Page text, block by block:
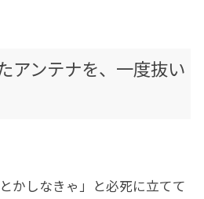
アンテナを、一度抜い
かしなきゃ」と必死に立てて